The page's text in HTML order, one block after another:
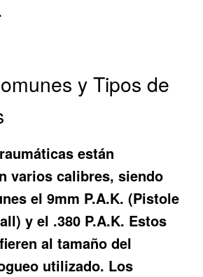
y Tipos de
están
varios calibres, siendo
el 9mm P.A.K. (Pistole
y el .380 P.A.K. Estos
al tamaño del
utilizado. Los